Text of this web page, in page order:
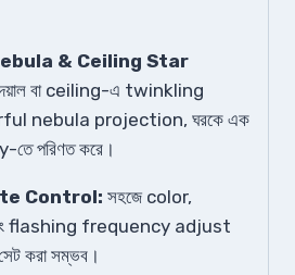
& Ceiling Star
বা ceiling-এ twinkling
nebula projection, ঘরকে এক
পরিণত করে।
Control: সহজে color,
flashing frequency adjust
করা সম্ভব।